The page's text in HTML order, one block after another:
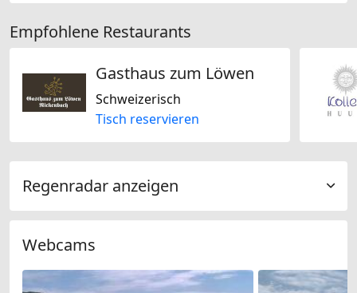
Empfohlene Restaurants
Gasthaus zum Löwen
Schweizerisch
Tisch reservieren
Regenradar anzeigen
Webcams